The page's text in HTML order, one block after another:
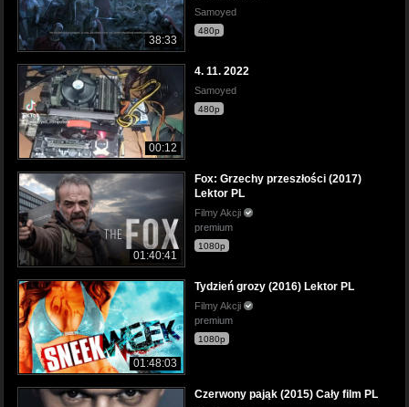
38:33
Samoyed
480p
00:12
4. 11. 2022
Samoyed
480p
01:40:41
Fox: Grzechy przeszłości (2017)
Lektor PL
Filmy Akcji
premium
1080p
01:48:03
Tydzień grozy (2016) Lektor PL
Filmy Akcji
premium
1080p
Czerwony pająk (2015) Cały film PL